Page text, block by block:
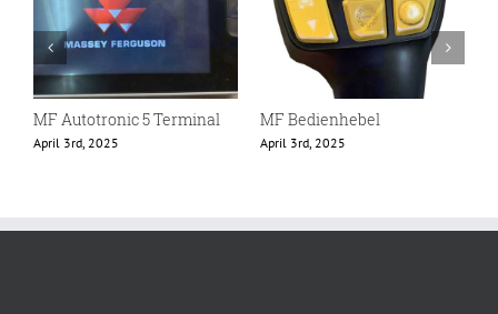
MF Autotronic 5 Terminal
April 3rd, 2025
MF Bedienhebel
April 3rd, 2025